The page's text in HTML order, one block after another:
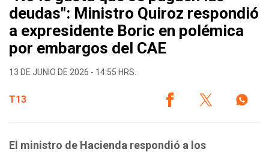
deudas": Ministro Quiroz respondió
a expresidente Boric en polémica
por embargos del CAE
13 DE JUNIO DE 2026 - 14:55 HRS.
T13
El ministro de Hacienda respondió a los